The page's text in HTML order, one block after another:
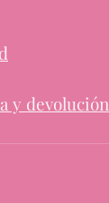
y devolución